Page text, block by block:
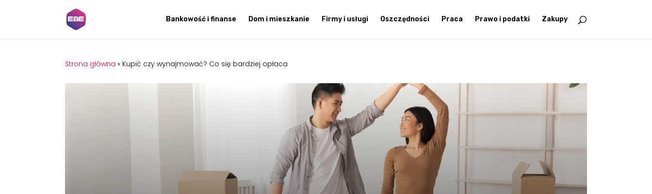
Bankowość i finanse Dom i mieszkanie Firmy i usługi Oszczędności Praca Prawo i podatki Zakupy
Strona główna » Kupić czy wynajmować? Co się bardziej opłaca